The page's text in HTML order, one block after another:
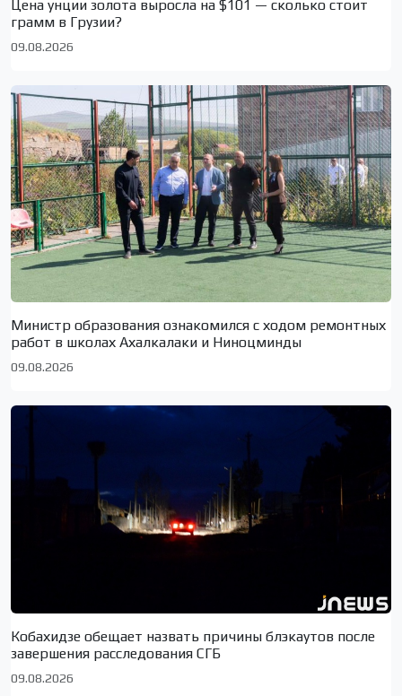
Цена унции золота выросла на $101 — сколько стоит
грамм в Грузии?
09.08.2026
Министр образования ознакомился с ходом ремонтных
работ в школах Ахалкалаки и Ниноцминды
09.08.2026
Кобахидзе обещает назвать причины блэкаутов после
завершения расследования СГБ
09.08.2026